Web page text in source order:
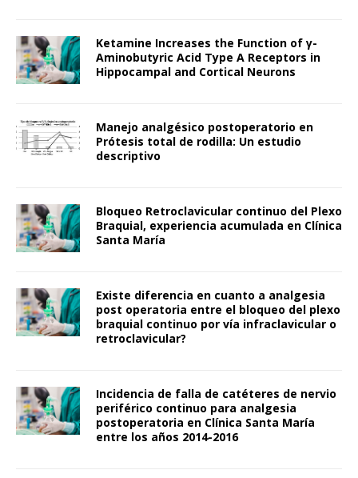
Ketamine Increases the Function of γ-
Aminobutyric Acid Type A Receptors in
Hippocampal and Cortical Neurons
Manejo analgésico postoperatorio en
Prótesis total de rodilla: Un estudio
descriptivo
Bloqueo Retroclavicular continuo del Plexo
Braquial, experiencia acumulada en Clínica
Santa María
Existe diferencia en cuanto a analgesia
post operatoria entre el bloqueo del plexo
braquial continuo por vía infraclavicular o
retroclavicular?
Incidencia de falla de catéteres de nervio
periférico continuo para analgesia
postoperatoria en Clínica Santa María
entre los años 2014-2016